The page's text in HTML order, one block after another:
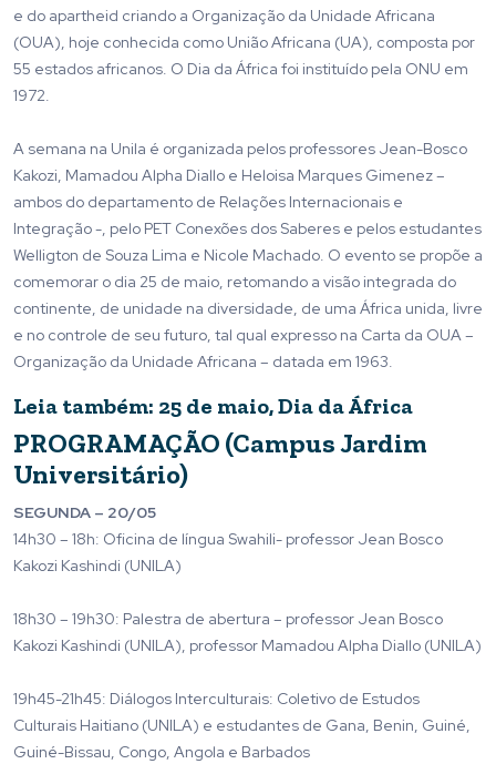
e do apartheid criando a Organização da Unidade Africana
(OUA), hoje conhecida como União Africana (UA), composta por
55 estados africanos. O Dia da África foi instituído pela ONU em
1972.
A semana na Unila é organizada pelos professores Jean-Bosco
Kakozi, Mamadou Alpha Diallo e Heloisa Marques Gimenez –
ambos do departamento de Relações Internacionais e
Integração -, pelo PET Conexões dos Saberes e pelos estudantes
Welligton de Souza Lima e Nicole Machado. O evento se propõe a
comemorar o dia 25 de maio, retomando a visão integrada do
continente, de unidade na diversidade, de uma África unida, livre
e no controle de seu futuro, tal qual expresso na Carta da OUA –
Organização da Unidade Africana – datada em 1963.
Leia também: 25 de maio, Dia da África
PROGRAMAÇÃO (Campus Jardim
Universitário)
SEGUNDA – 20/05
14h30 – 18h: Oficina de língua Swahili- professor Jean Bosco
Kakozi Kashindi (UNILA)
18h30 – 19h30: Palestra de abertura – professor Jean Bosco
Kakozi Kashindi (UNILA), professor Mamadou Alpha Diallo (UNILA)
19h45-21h45: Diálogos Interculturais: Coletivo de Estudos
Culturais Haitiano (UNILA) e estudantes de Gana, Benin, Guiné,
Guiné-Bissau, Congo, Angola e Barbados